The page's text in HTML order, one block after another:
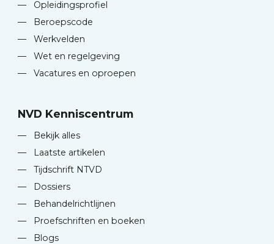
—
Opleidingsprofiel
—
Beroepscode
—
Werkvelden
—
Wet en regelgeving
—
Vacatures en oproepen
NVD Kenniscentrum
—
Bekijk alles
—
Laatste artikelen
—
Tijdschrift NTVD
—
Dossiers
—
Behandelrichtlijnen
—
Proefschriften en boeken
—
Blogs